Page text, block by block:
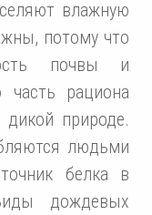
влажную
потому что
почвы и
часть рациона
природе.
людьми
белка в
дождевых